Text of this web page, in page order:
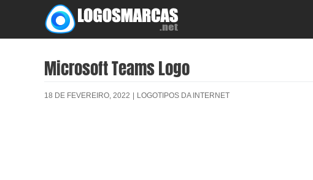
content
Microsoft Teams Logo
18 DE FEVEREIRO, 2022 | LOGOTIPOS DA INTERNET